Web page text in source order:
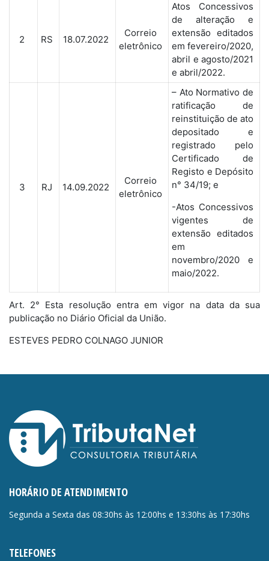
2 RS 18.07.2022
Correio
eletrônico
Atos Concessivos
de alteração e
extensão editados
em fevereiro/2020,
abril e agosto/2021
e abril/2022.
3 RJ 14.09.2022
Correio
eletrônico
– Ato Normativo de
ratificação de
reinstituição de ato
depositado e
registrado pelo
Certificado de
Registo e Depósito
n° 34/19; e
-Atos Concessivos
vigentes de
extensão editados
em
novembro/2020 e
maio/2022.
Art. 2° Esta resolução entra em vigor na data da sua
publicação no Diário Oficial da União.
ESTEVES PEDRO COLNAGO JUNIOR
HORÁRIO DE ATENDIMENTO
Segunda a Sexta das 08:30hs às 12:00hs e 13:30hs às 17:30hs
TELEFONES